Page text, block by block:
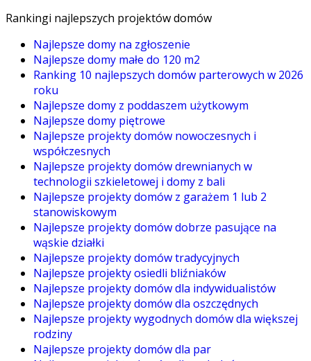
Rankingi najlepszych projektów domów
Najlepsze domy na zgłoszenie
Najlepsze domy małe do 120 m2
Ranking 10 najlepszych domów parterowych w 2026
roku
Najlepsze domy z poddaszem użytkowym
Najlepsze domy piętrowe
Najlepsze projekty domów nowoczesnych i
współczesnych
Najlepsze projekty domów drewnianych w
technologii szkieletowej i domy z bali
Najlepsze projekty domów z garażem 1 lub 2
stanowiskowym
Najlepsze projekty domów dobrze pasujące na
wąskie działki
Najlepsze projekty domów tradycyjnych
Najlepsze projekty osiedli bliźniaków
Najlepsze projekty domów dla indywidualistów
Najlepsze projekty domów dla oszczędnych
Najlepsze projekty wygodnych domów dla większej
rodziny
Najlepsze projekty domów dla par